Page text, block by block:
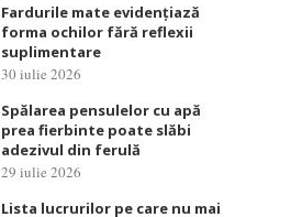
Fardurile mate evidențiază
forma ochilor fără reflexii
suplimentare
30 iulie 2026
Spălarea pensulelor cu apă
prea fierbinte poate slăbi
adezivul din ferulă
29 iulie 2026
Lista lucrurilor pe care nu mai